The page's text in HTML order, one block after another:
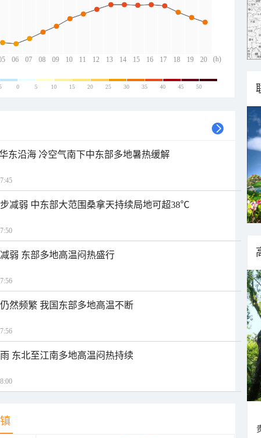
06 07 08 09 10 11 12 13 14 15 16 17 18 19 20
(h)
0 5 10 15 20 25 30 35 40 45 50
东沿海 冷空气南下中东部多地暑热缓解
减弱 中东部大范围桑拿天持续局地可超38℃
弱 东部多地高温闷热盛行
然频繁 我国东部多地高温不断
东北至江南多地高温闷热持续